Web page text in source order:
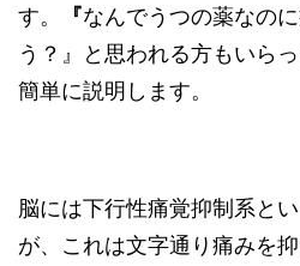
す。
『なんでうつの薬なの
う？』と思われる方もいら
簡単に説明します。
脳には下行性痛覚抑制系と
が、これは文字通り痛みを